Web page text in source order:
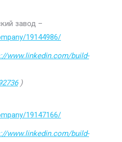
завод –
19144986/
www.linkedin.com/build-
)
19147166/
www.linkedin.com/build-